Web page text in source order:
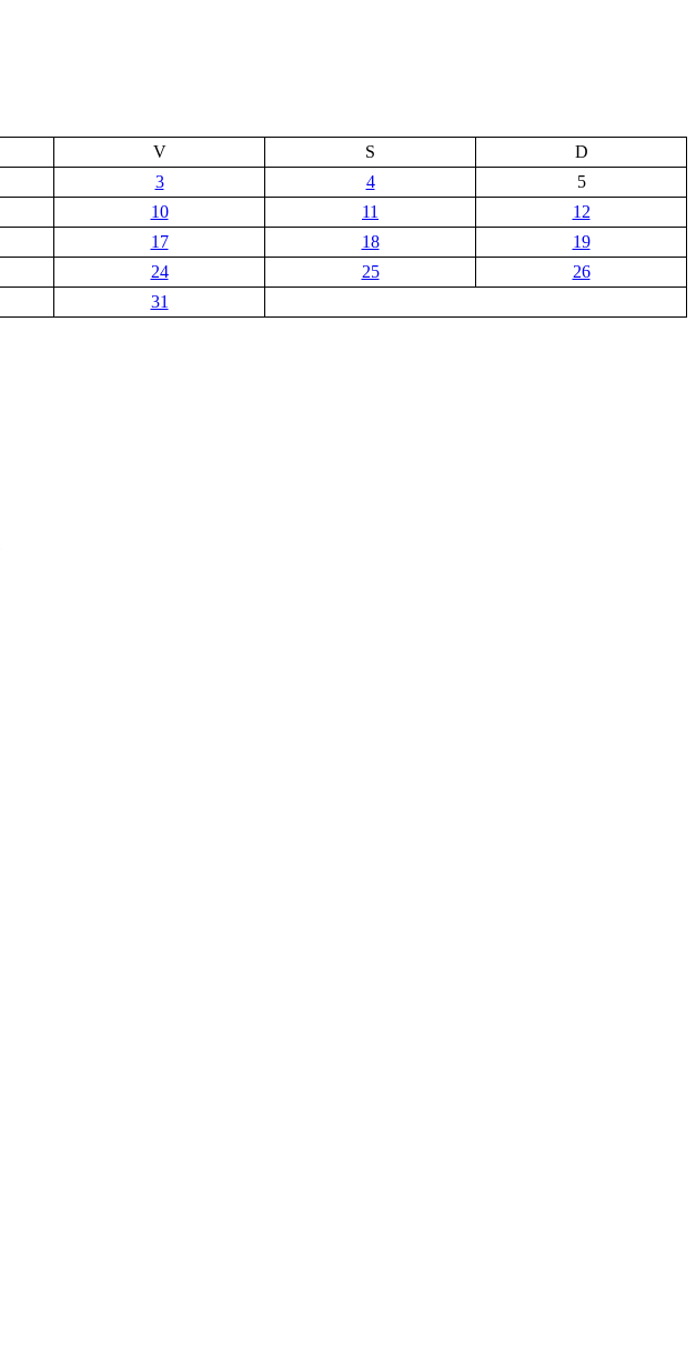
V S
D
3 4
5
10 11
12
17 18
19
24 25
26
31